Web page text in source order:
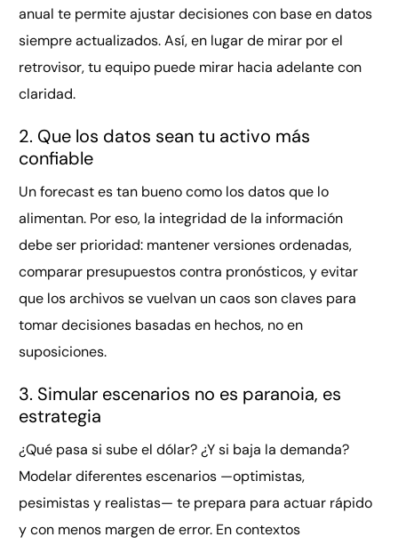
anual te permite ajustar decisiones con base en datos
siempre actualizados. Así, en lugar de mirar por el
retrovisor, tu equipo puede mirar hacia adelante con
claridad.
2. Que los datos sean tu activo más
confiable
Un forecast es tan bueno como los datos que lo
alimentan. Por eso, la integridad de la información
debe ser prioridad: mantener versiones ordenadas,
comparar presupuestos contra pronósticos, y evitar
que los archivos se vuelvan un caos son claves para
tomar decisiones basadas en hechos, no en
suposiciones.
3. Simular escenarios no es paranoia, es
estrategia
¿Qué pasa si sube el dólar? ¿Y si baja la demanda?
Modelar diferentes escenarios —optimistas,
pesimistas y realistas— te prepara para actuar rápido
y con menos margen de error. En contextos